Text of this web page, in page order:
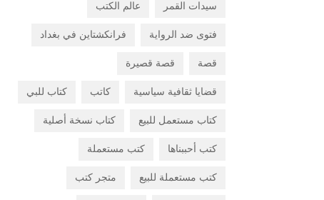
سيدات القمر عالم الكتب
فتوى ضد الرواية فرانكشتاين في بغداد
قصة قصة قصيرة
قضايا ثقافية سياسية كاتب كتاب للبي
كتاب مستعمل للبيع كتاب نسخة أصلية
كتب أحببناها كتب مستعملة
كتب مستعملة للبيع متجر كتب